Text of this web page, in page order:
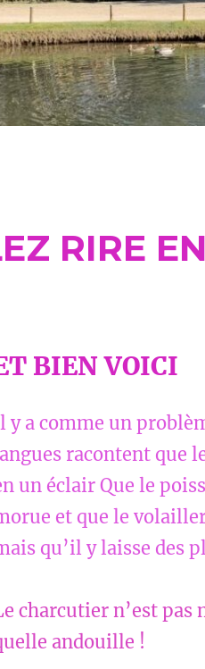
RIRE
BIEN VOICI
y a comme un
racontent que
un éclair Que le
et que le
qu’il y laisse des
charcutier n’est
andouille !